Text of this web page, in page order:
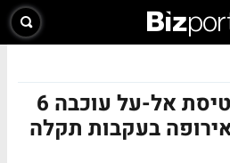
הסתיים בשלום: טיסת אל-על עוכבה 6
בעקבות תקלה